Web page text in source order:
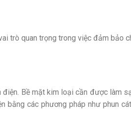
trò quan trọng trong việc đảm bảo
Bề mặt kim loại cần được làm
các phương pháp như phun